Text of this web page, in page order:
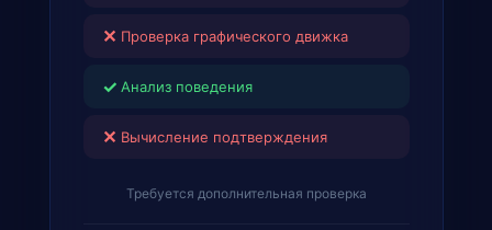
✕ Проверка графического движка
✓ Анализ поведения
✕ Вычисление подтверждения
Требуется дополнительная проверка